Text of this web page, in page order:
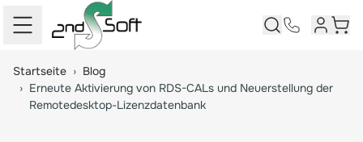
Startseite › Blog
› Erneute Aktivierung von RDS-CALs und Neuerstellung der
Remotedesktop-Lizenzdatenbank